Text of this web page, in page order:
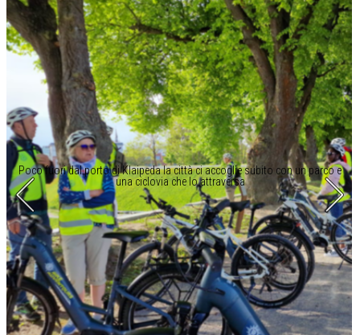
Poco fuori dal porto di Klaipeda la città ci accoglie subito con un parco e
una ciclovia che lo attraversa